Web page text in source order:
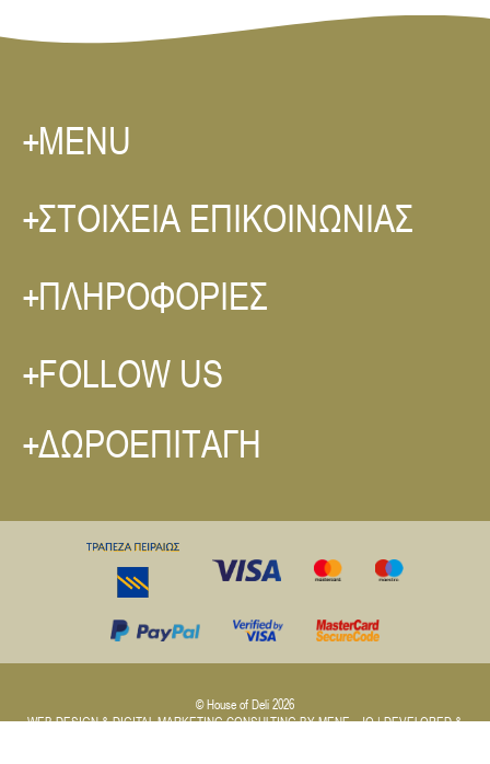
MENU
ΣΤΟΙΧΕΙΑ ΕΠΙΚΟΙΝΩΝΙΑΣ
ΠΛΗΡΟΦΟΡΙΕΣ
FOLLOW US
ΔΩΡΟΕΠΙΤΑΓΗ
© House of Deli 2026
WEB DESIGN & DIGITAL MARKETING CONSULTING BYMENE - JO| DEVELOPED &